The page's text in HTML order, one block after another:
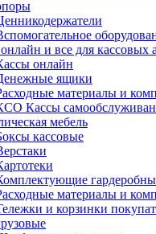
и все для кассовых
онлайн
ящики
материалы и
Кассы
мебель
кассовые
материалы и
и корзинки